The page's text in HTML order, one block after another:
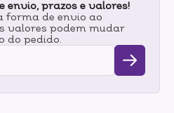
envio, prazos e valores!
forma de envio ao
valores podem mudar
do pedido.